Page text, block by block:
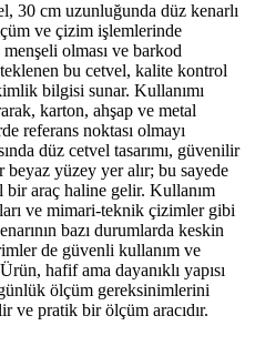
30 cm uzunluğunda düz kenarlı
ve çizim işlemlerinde
olması ve barkod
bu cetvel, kalite kontrol
bilgisi sunar. Kullanımı
karton, ahşap ve metal
referans noktası olmayı
düz cetvel tasarımı, güvenilir
yüzey yer alır; bu sayede
bir araç haline gelir. Kullanım
ve mimari-teknik çizimler gibi
bazı durumlarda keskin
de güvenli kullanım ve
hafif ama dayanıklı yapısı
ölçüm gereksinimlerini
ve pratik bir ölçüm aracıdır.